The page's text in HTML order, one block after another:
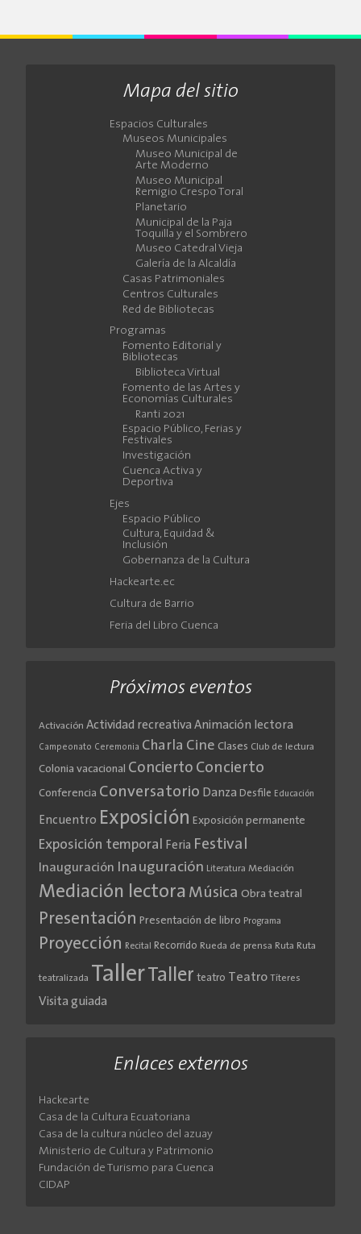
Mapa del sitio
Espacios Culturales
Museos Municipales
Museo Municipal de
Arte Moderno
Museo Municipal
Remigio Crespo Toral
Planetario
Municipal de la Paja
Toquilla y el Sombrero
Museo Catedral Vieja
Galería de la Alcaldía
Casas Patrimoniales
Centros Culturales
Red de Bibliotecas
Programas
Fomento Editorial y
Bibliotecas
Biblioteca Virtual
Fomento de las Artes y
Economías Culturales
Ranti 2021
Espacio Público, Ferias y
Festivales
Investigación
Cuenca Activa y
Deportiva
Ejes
Espacio Público
Cultura, Equidad &
Inclusión
Gobernanza de la Cultura
Hackearte.ec
Cultura de Barrio
Feria del Libro Cuenca
Próximos eventos
Activación Actividad recreativa Animación lectora
Campeonato Ceremonia Charla Cine Clases Club de lectura
Colonia vacacional Concierto Concierto
Conferencia Conversatorio Danza Desfile Educación
Encuentro Exposición Exposición permanente
Exposición temporal Feria Festival
Inauguración Inauguración Literatura Mediación
Mediación lectora Música Obra teatral
Presentación Presentación de libro Programa
Proyección Recital Recorrido Rueda de prensa Ruta Ruta
teatralizada Taller Taller teatro Teatro Títeres
Visita guiada
Enlaces externos
Hackearte
Casa de la Cultura Ecuatoriana
Casa de la cultura núcleo del azuay
Ministerio de Cultura y Patrimonio
Fundación de Turismo para Cuenca
CIDAP